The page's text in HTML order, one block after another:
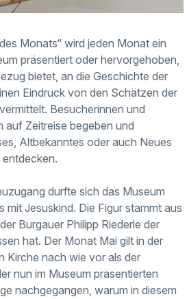
Monats“ wird jeden Monat ein
präsentiert oder hervorgehoben,
bietet, an die Geschichte der
Eindruck von den Schätzen der
Besucherinnen und
auf Zeitreise begeben und
Altbekanntes oder auch Neues
durfte sich das Museum
mit Jesuskind. Die Figur stammt aus
Burgauer Philipp Riederle der
hat. Der Monat Mai gilt in der
Kirche nach wie vor als der
nun im Museum präsentierten
nachgegangen, warum in diesem